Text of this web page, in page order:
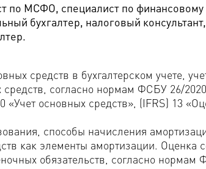
по МСФО, специалист по финансовому
бухгалтер, налоговый
средств в бухгалтерском учете,
средств, согласно нормам ФСБУ 26/
основных средств», (IFRS) 13
способы начисления
как элементы амортизации. Оценка
обязательств, согласно нормам